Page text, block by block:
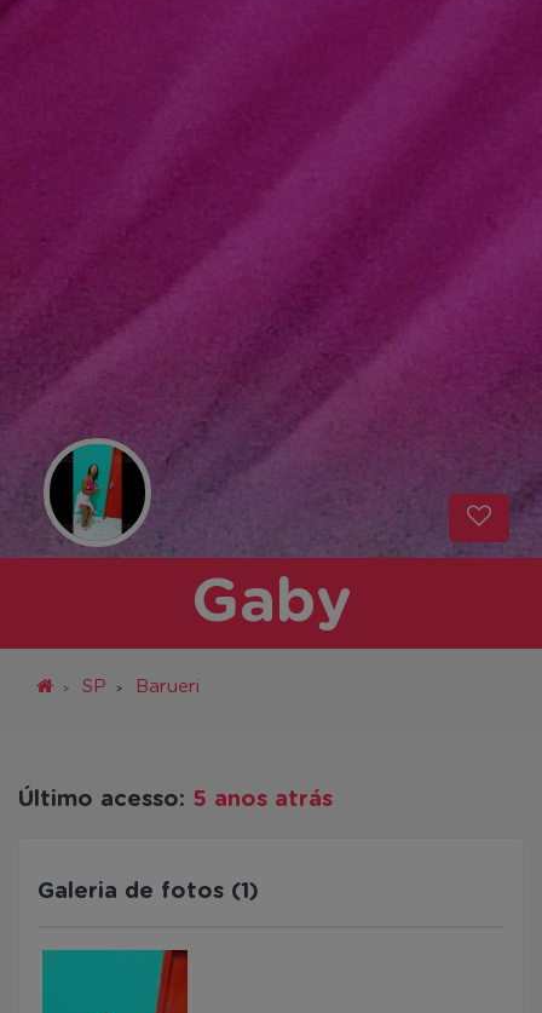
Gaby
SP Barueri
Último acesso: 5 anos atrás
Galeria de fotos (1)